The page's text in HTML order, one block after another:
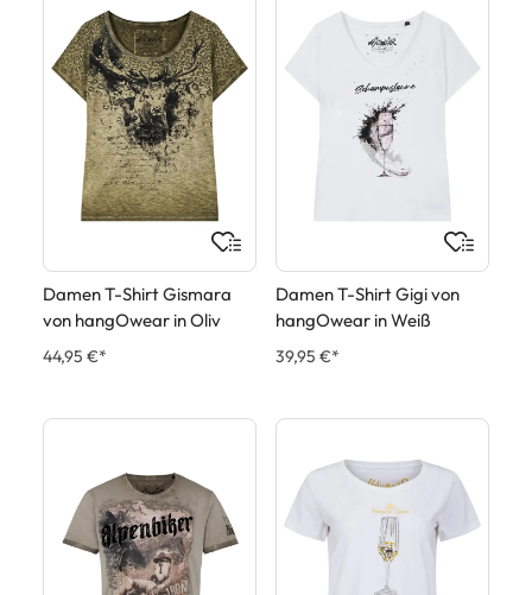
Damen T-Shirt Gismara
von hangOwear in Oliv
44,95 €*
Damen T-Shirt Gigi von
hangOwear in Weiß
39,95 €*